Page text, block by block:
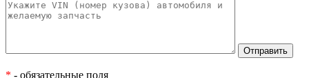
* - обязательные поля